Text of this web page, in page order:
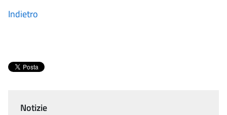
Indietro
Notizie